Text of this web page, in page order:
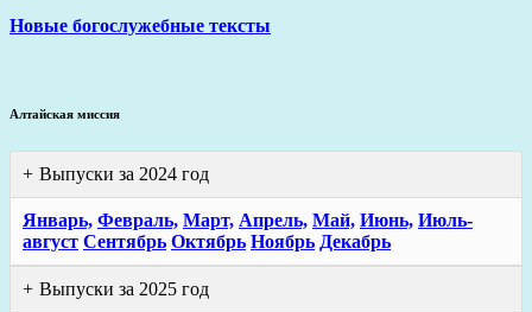
Новые богослужебные тексты
Алтайская миссия
Выпуски за 2024 год
Январь, Февраль, Март, Апрель, Май, Июнь, Июль-
август Сентябрь Октябрь Ноябрь Декабрь
Выпуски за 2025 год